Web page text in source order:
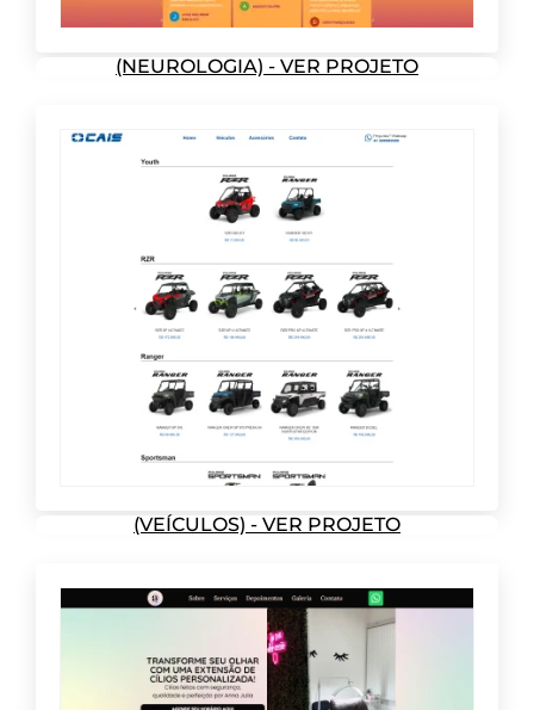
(NEUROLOGIA) - VER PROJETO
(VEÍCULOS) - VER PROJETO